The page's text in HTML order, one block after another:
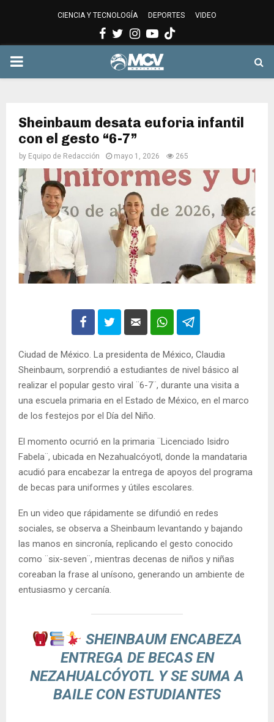
CIENCIA Y TECNOLOGÍA DEPORTES VIDEO
Facebook
Twitter
Instagram
Youtube
PRIMARY
Sheinbaum desata euforia infantil
con el gesto “6-7”
by Equipo de Redacción mayo 1, 2026 265
Ciudad de México. La presidenta de México, Claudia
Sheinbaum, sorprendió a estudiantes de nivel básico al
realizar el popular gesto viral ¨6-7¨, durante una visita a
una escuela primaria en el Estado de México, en el marco
de los festejos por el Día del Niño.
El momento ocurrió en la primaria ¨Licenciado Isidro
Fabela¨, ubicada en Nezahualcóyotl, donde la mandataria
acudió para encabezar la entrega de apoyos del programa
de becas para uniformes y útiles escolares.
En un video que rápidamente se difundió en redes
sociales, se observa a Sheinbaum levantando y bajando
las manos en sincronía, replicando el gesto conocido
como ¨six-seven¨, mientras decenas de niños y niñas
coreaban la frase al unísono, generando un ambiente de
entusiasmo y cercanía.
SHEINBAUM ENCABEZA
ENTREGA DE BECAS EN
NEZAHUALCÓYOTL Y SE SUMA A
BAILE CON ESTUDIANTES